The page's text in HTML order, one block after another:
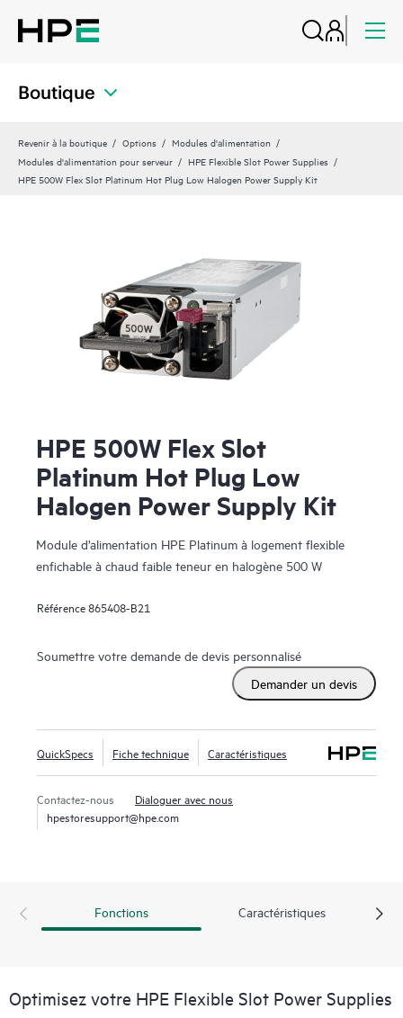
Boutique
Revenir à la boutique Options
Modules d'alimentation
Modules d'alimentation pour serveur
HPE Flexible Slot Power Supplies
HPE 500W Flex Slot Platinum Hot Plug Low Halogen Power Supply Kit
HPE 500W Flex Slot
Platinum Hot Plug Low
Halogen Power Supply Kit
Module d’alimentation HPE Platinum à logement flexible
enfichable à chaud faible teneur en halogène 500 W
Référence865408-B21
Soumettre votre demande de devis personnalisé
Demander un devis
QuickSpecs Fiche technique Caractéristiques
Contactez-nous
Dialoguer avec nous
hpestoresupport@hpe.com
Fonctions Caractéristiques
Optimisez votre HPE Flexible Slot Power Supplies